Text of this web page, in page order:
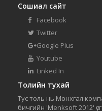
Сошиал сайт
Facebook
Twitter
Google Plus
Youtube
Linked In
Толийн тухай
Тус толь нь Мөнхгал
бичгийн 'Menksoft 2012'